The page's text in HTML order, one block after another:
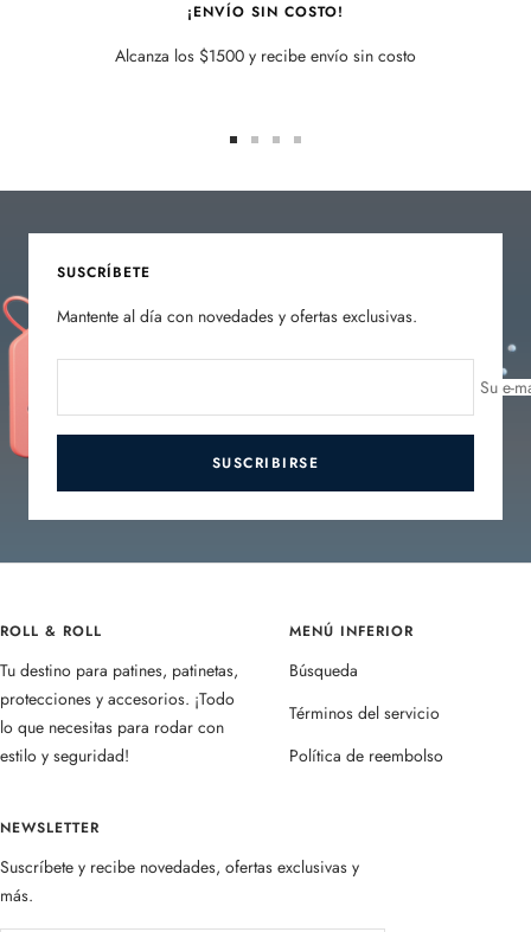
¡ENVÍO SIN COSTO!
Alcanza los $1500 y recibe envío sin costo
diapositiva
diapositiva
diapositiva
diapositiva
SUSCRÍBETE
Mantente al día con novedades y ofertas exclusivas.
Su e-
SUSCRIBIRSE
ROLL & ROLL
Tu destino para patines, patinetas,
protecciones y accesorios. ¡Todo
lo que necesitas para rodar con
estilo y seguridad!
MENÚ INFERIOR
Búsqueda
Términos del servicio
Política de reembolso
NEWSLETTER
Suscríbete y recibe novedades, ofertas exclusivas y
más.